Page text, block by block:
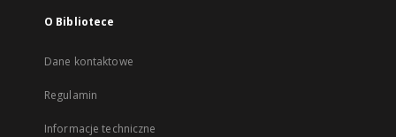
O Bibliotece
Dane kontaktowe
Regulamin
Informacje techniczne